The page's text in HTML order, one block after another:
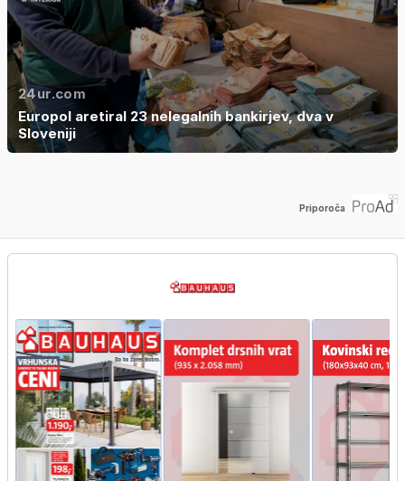
24ur.com
Europol aretiral 23 nelegalnih bankirjev, dva v
Sloveniji
Priporoča